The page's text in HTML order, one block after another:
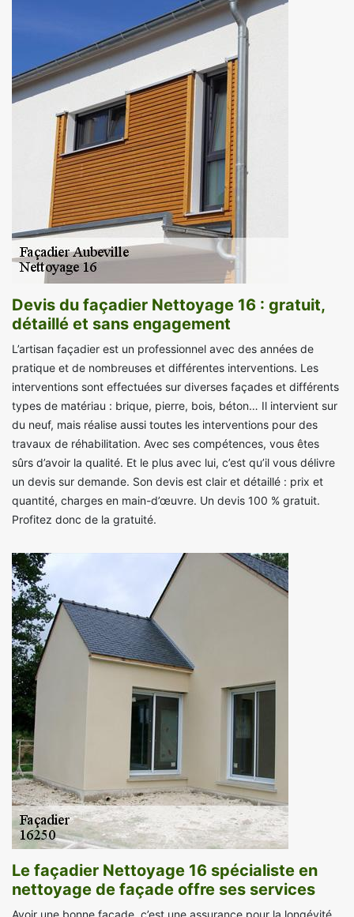
Devis du façadier Nettoyage 16 : gratuit,
détaillé et sans engagement
L’artisan façadier est un professionnel avec des années de
pratique et de nombreuses et différentes interventions. Les
interventions sont effectuées sur diverses façades et différents
types de matériau : brique, pierre, bois, béton… Il intervient sur
du neuf, mais réalise aussi toutes les interventions pour des
travaux de réhabilitation. Avec ses compétences, vous êtes
sûrs d’avoir la qualité. Et le plus avec lui, c’est qu’il vous délivre
un devis sur demande. Son devis est clair et détaillé : prix et
quantité, charges en main-d’œuvre. Un devis 100 % gratuit.
Profitez donc de la gratuité.
Le façadier Nettoyage 16 spécialiste en
nettoyage de façade offre ses services